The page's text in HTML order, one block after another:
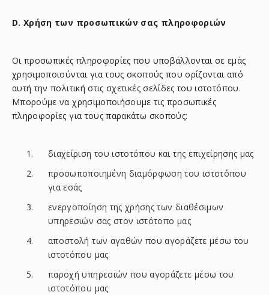
D. Χρήση των προσωπικών σας πληροφοριών
Οι προσωπικές πληροφορίες που υποβάλλονται σε εμάς
χρησιμοποιούνται για τους σκοπούς που ορίζονται από
αυτή την πολιτική στις σχετικές σελίδες του ιστοτόπου.
Μπορούμε να χρησιμοποιήσουμε τις προσωπικές
πληροφορίες για τους παρακάτω σκοπούς:
διαχείριση του ιστοτόπου και της επιχείρησης μας
προσωποποιημένη διαμόρφωση του ιστοτόπου
για εσάς
ενεργοποίηση της χρήσης των διαθέσιμων
υπηρεσιών σας στον ιστότοπο μας
αποστολή των αγαθών που αγοράζετε μέσω του
ιστοτόπου μας
παροχή υπηρεσιών που αγοράζετε μέσω του
ιστοτόπου μας